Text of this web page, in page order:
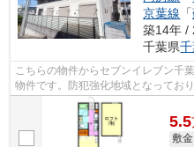
京葉線 「
築14年 /
千葉県
こちらの物件からセブンイレブン千
物件です。防犯強化地域となってお
ですね。当社イチオシの物件の「アー
5.5
敷金